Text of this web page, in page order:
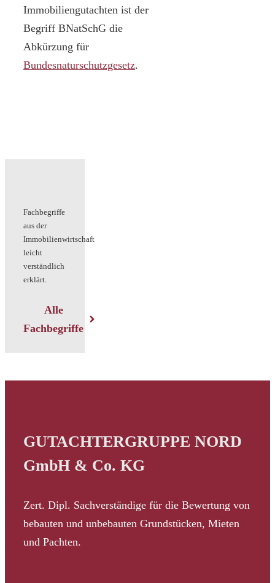
Immobiliengutachten ist der
Begriff BNatSchG die
Abkürzung für
Bundesnaturschutzgesetz.
Fachbegriffe
aus der
Immobilienwirtschaft
leicht
verständlich
erklärt.
Alle
Fachbegriffe
GUTACHTERGRUPPE NORD
GmbH & Co. KG
Zert. Dipl. Sachverständige für die Bewertung von
bebauten und unbebauten Grundstücken, Mieten
und Pachten.